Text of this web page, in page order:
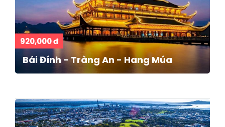
920,000 đ
Bái Đính - Tràng An - Hang Múa